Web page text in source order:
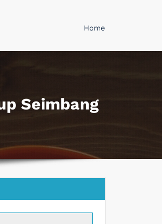
Home
Seimbang